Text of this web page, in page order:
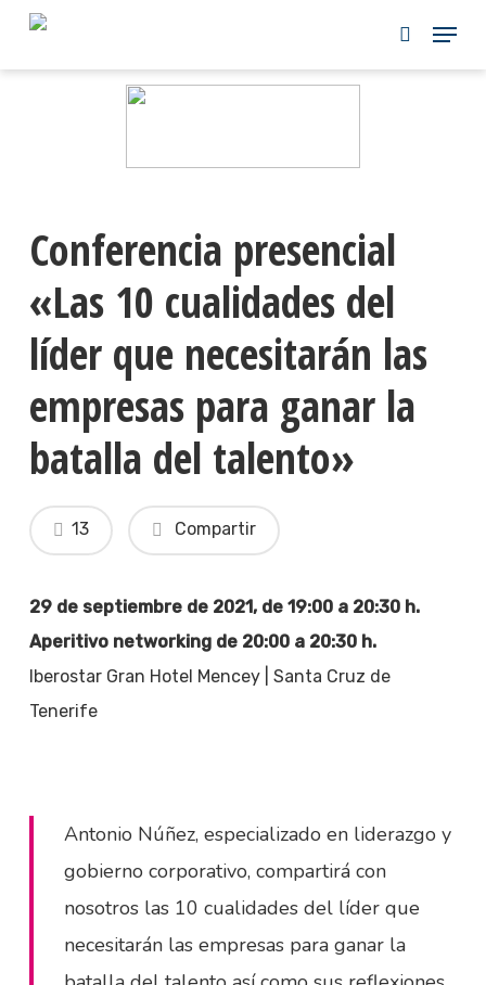
Skip
Conferencia presencial
«Las 10 cualidades del
líder que necesitarán las
empresas para ganar la
batalla del talento»
Compartir
13
29 de septiembre de 2021, de 19:00 a 20:30 h.
Aperitivo networking de 20:00 a 20:30 h.
Iberostar Gran Hotel Mencey | Santa Cruz de
Tenerife
Antonio Núñez, especializado en liderazgo y
gobierno corporativo, compartirá con
nosotros las 10 cualidades del líder que
necesitarán las empresas para ganar la